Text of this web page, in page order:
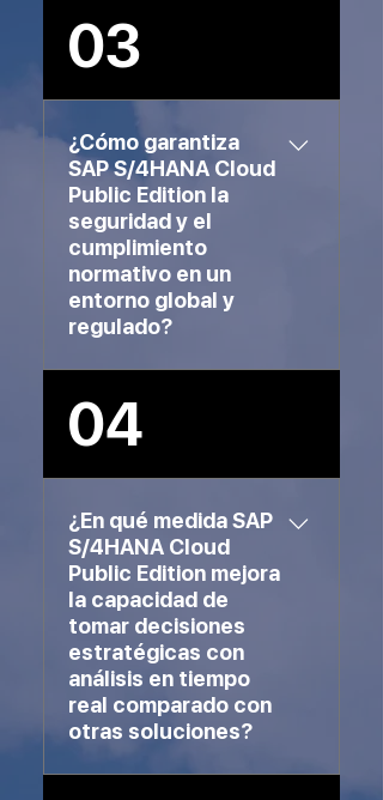
SAP S/4HANA permite una
escalabilidad dinámica que se
ajusta a las necesidades
empresariales sin
interrupciones. A diferencia de
las soluciones on-premise, las
empresas pueden ampliar o
reducir recursos rápidamente,
asegurando una flexibilidad
operativa superior y la
capacidad de responder
03
¿Cómo garantiza
SAP S/4HANA Cloud
Public Edition la
seguridad y el
cumplimiento
normativo en un
entorno global y
regulado?
Edition implementa medidas
de seguridad de última
generación, incluyendo cifrado
avanzado, autenticación
multifactor y monitoreo
continuo. Además, cumple con
normativas internacionales
como GDPR, HIPAA y otras
regulaciones específicas del
sector, proporcionando una
base segura y conforme para
las operaciones globales.
04
¿En qué medida SAP
S/4HANA Cloud
Public Edition mejora
la capacidad de
tomar decisiones
estratégicas con
análisis en tiempo
real comparado con
otras soluciones?